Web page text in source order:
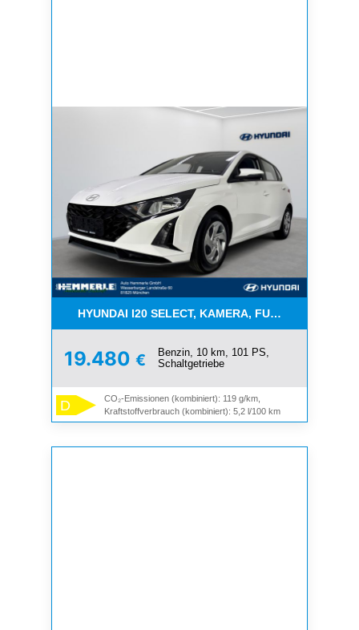
HYUNDAI I20 SELECT, KAMERA, FUNKT.PAKET,
19.480 €
Benzin, 10 km, 101 PS,
Schaltgetriebe
D
CO₂-Emissionen (kombiniert): 119 g/km,
Kraftstoffverbrauch (kombiniert): 5,2 l/100 km